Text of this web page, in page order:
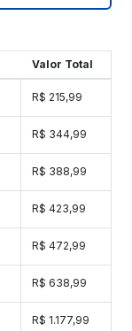
Valor Total
R$ 215,99
R$ 344,99
R$ 388,99
R$ 423,99
R$ 472,99
R$ 638,99
R$ 1.177,99